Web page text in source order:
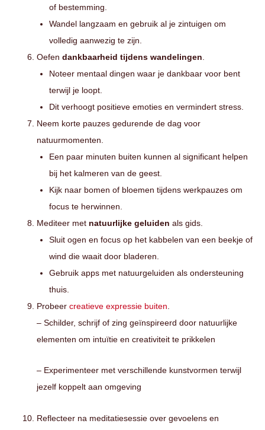
of bestemming.
Wandel langzaam en gebruik al je zintuigen om
volledig aanwezig te zijn.
Oefen dankbaarheid tijdens wandelingen
Noteer mentaal dingen waar je dankbaar voor bent
terwijl je loopt.
Dit verhoogt positieve emoties en vermindert stress.
Neem korte pauzes gedurende de dag voor
natuurmomenten.
Een paar minuten buiten kunnen al significant helpen
bij het kalmeren van de geest.
Kijk naar bomen of bloemen tijdens werkpauzes om
focus te herwinnen.
Mediteer met natuurlijke geluiden als gids.
Sluit ogen en focus op het kabbelen van een beekje of
wind die waait door bladeren.
Gebruik apps met natuurgeluiden als ondersteuning
thuis.
Probeer creatieve expressie buiten
– Schilder, schrijf of zing geïnspireerd door natuurlijke
elementen om intuïtie en creativiteit te prikkelen
– Experimenteer met verschillende kunstvormen terwijl
jezelf koppelt aan omgeving
Reflecteer na meditatiesessie over gevoelens en